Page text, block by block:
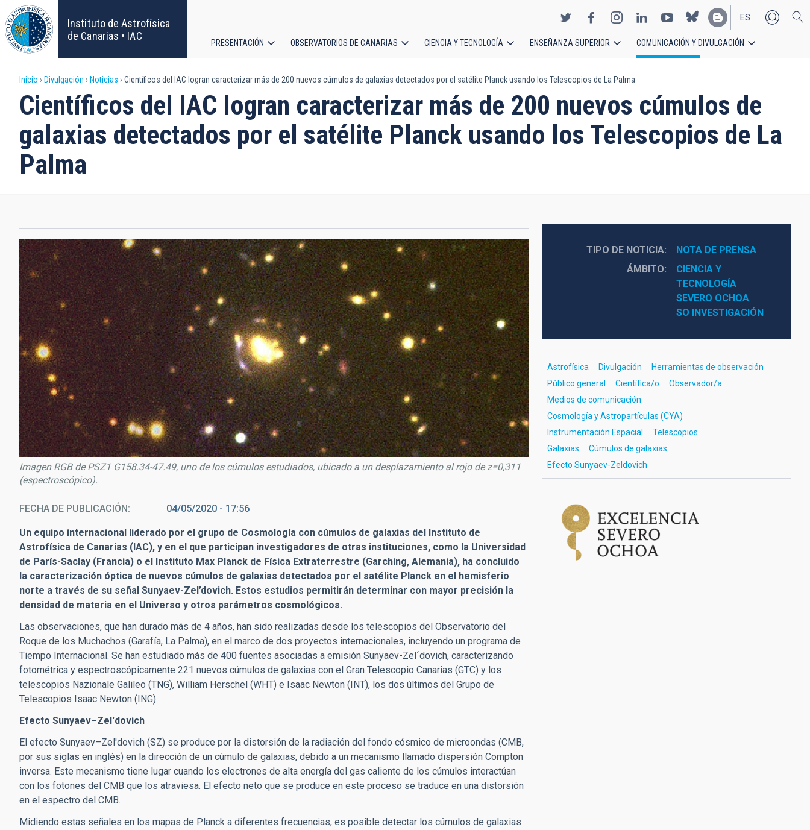
Pasar
al
contenido
principal
Instituto de Astrofísica
de Canarias • IAC
EN
ES
principal
PRESENTACIÓN OBSERVATORIOS DE CANARIAS CIENCIA Y TECNOLOGÍA ENSEÑANZA SUPERIOR COMUNICACIÓN Y DIVULGACIÓN
Sobrescribir
enlaces
de
ayuda
la
navegación
Inicio Divulgación Noticias Científicos del IAC logran caracterizar más de 200 nuevos cúmulos de galaxias detectados por el satélite Planck usando los Telescopios de La Palma
Científicos del IAC logran caracterizar más de 200 nuevos cúmulos de
galaxias detectados por el satélite Planck usando los Telescopios de La
Palma
Imagen RGB de PSZ1 G158.34-47.49, uno de los cúmulos estudiados, ubicado a un desplazamiento al rojo de z=0,311
(espectroscópico).
FECHA DE PUBLICACIÓN 04/05/2020 - 17:56
Un equipo internacional liderado por el grupo de Cosmología con cúmulos de galaxias del Instituto de
Astrofísica de Canarias (IAC), y en el que participan investigadores de otras instituciones, como la Universidad
de París-Saclay (Francia) o el Instituto Max Planck de Física Extraterrestre (Garching, Alemania), ha concluido
la caracterización óptica de nuevos cúmulos de galaxias detectados por el satélite Planck en el hemisferio
norte a través de su señal Sunyaev-Zel’dovich. Estos estudios permitirán determinar con mayor precisión la
densidad de materia en el Universo y otros parámetros cosmológicos.
Las observaciones, que han durado más de 4 años, han sido realizadas desde los telescopios del Observatorio del
Roque de los Muchachos (Garafía, La Palma), en el marco de dos proyectos internacionales, incluyendo un programa de
Tiempo Internacional. Se han estudiado más de 400 fuentes asociadas a emisión Sunyaev-Zel´dovich, caracterizando
fotométrica y espectroscópicamente 221 nuevos cúmulos de galaxias con el Gran Telescopio Canarias (GTC) y los
telescopios Nazionale Galileo (TNG), William Herschel (WHT) e Isaac Newton (INT), los dos últimos del Grupo de
Telescopios Isaac Newton (ING).
Efecto Sunyaev–Zel'dovich
El efecto Sunyaev–Zel'dovich (SZ) se produce por la distorsión de la radiación del fondo cósmico de microondas (CMB,
por sus siglas en inglés) en la dirección de un cúmulo de galaxias, debido a un mecanismo llamado dispersión Compton
inversa. Este mecanismo tiene lugar cuando los electrones de alta energía del gas caliente de los cúmulos interactúan
con los fotones del CMB que los atraviesa. El efecto neto que se produce en este proceso se traduce en una distorsión
en el espectro del CMB.
Midiendo estas señales en los mapas de Planck a diferentes frecuencias, es posible detectar los cúmulos de galaxias
TIPO DE NOTICIA
NOTA DE PRENSA
ÁMBITO
CIENCIA Y
TECNOLOGÍA
SEVERO OCHOA
SO INVESTIGACIÓN
Astrofísica Divulgación
Herramientas de observación
Público general
Científica/o
Observador/a
Medios de comunicación
Cosmología y Astropartículas (CYA)
Instrumentación Espacial
Telescopios
Galaxias
Cúmulos de galaxias
Efecto Sunyaev-Zeldovich